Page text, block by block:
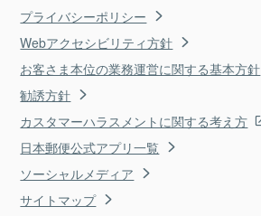
プライバシーポリシー
Webアクセシビリティ方針
お客さま本位の業務運営に関する基本方針
勧誘方針
カスタマーハラスメントに関する考え方
日本郵便公式アプリ一覧
ソーシャルメディア
サイトマップ